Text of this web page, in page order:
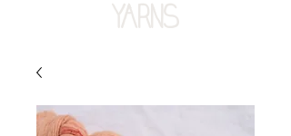
YARNS